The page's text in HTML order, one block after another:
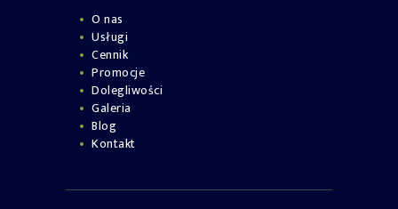
O nas
Usługi
Cennik
Promocje
Dolegliwości
Galeria
Blog
Kontakt